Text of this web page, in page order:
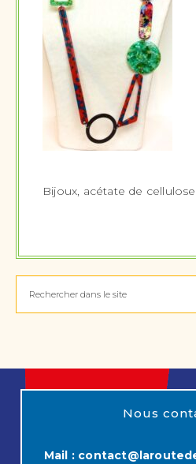
Bijoux, acétate de cellulose
Nous
Mail :